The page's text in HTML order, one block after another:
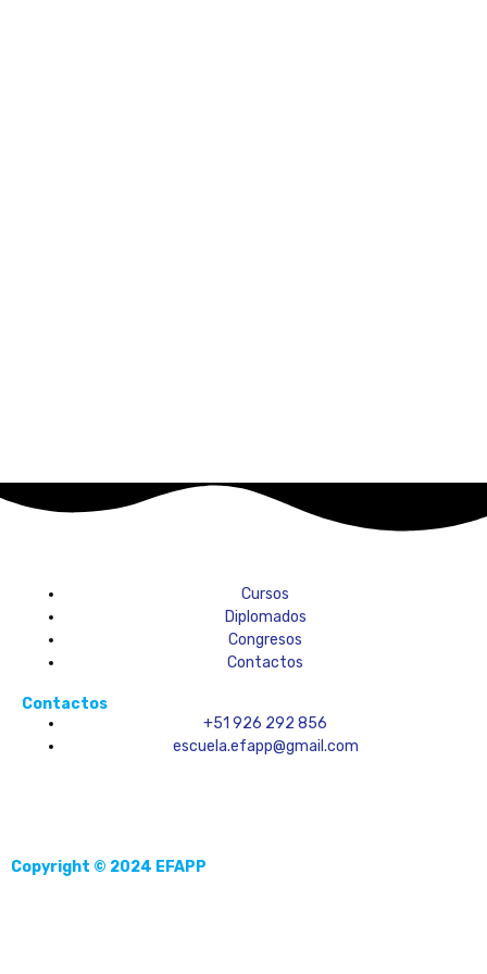
Cursos
Diplomados
Congresos
Contactos
Contactos
+51 926 292 856
escuela.efapp@gmail.com
Copyright © 2024 EFAPP